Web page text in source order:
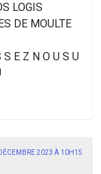
LOGIS
DE MOULTE
E Z N O U S U
2023 À 10H15